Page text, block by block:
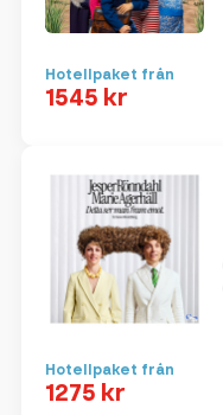
Hotellpaket från
1545 kr
Hotellpaket från
1275 kr